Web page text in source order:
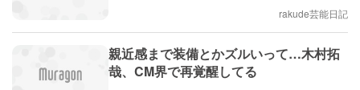
rakude芸能日記
親近感まで装備とかズルいって…木村拓
哉、CM界で再覚醒してる